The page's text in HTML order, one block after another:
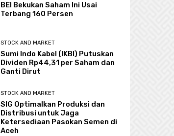
BEI Bekukan Saham Ini Usai
Terbang 160 Persen
STOCK AND MARKET
Sumi Indo Kabel (IKBI) Putuskan
Dividen Rp44,31 per Saham dan
Ganti Dirut
STOCK AND MARKET
SIG Optimalkan Produksi dan
Distribusi untuk Jaga
Ketersediaan Pasokan Semen di
Aceh